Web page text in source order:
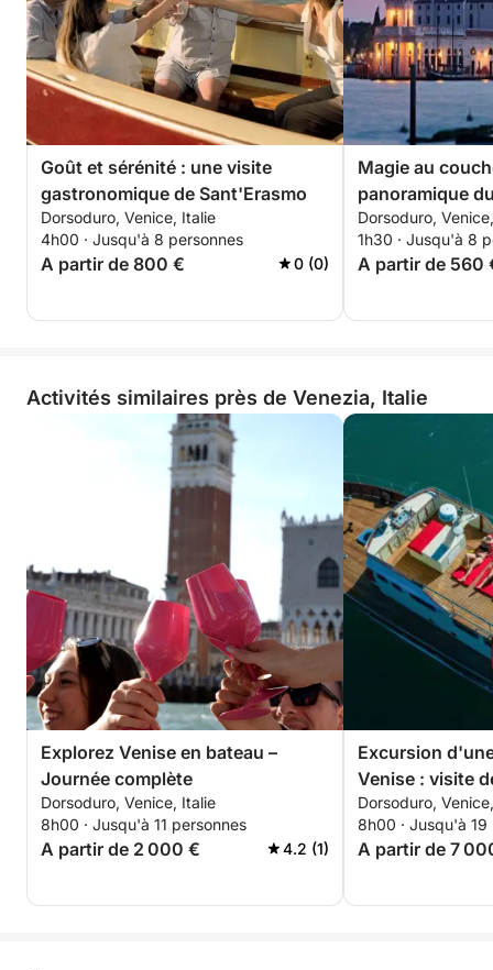
Goût et sérénité : une visite
gastronomique de Sant'Erasmo
Dorsoduro, Venice, Italie
4h00 · Jusqu'à 8 personnes
A partir de 800 € 0 (0)
Magie au
panoramique
Dorsoduro,
1h30 · Jusqu'à 8
A partir de 560
Activités similaires près de Venezia, Italie
Explorez Venise en bateau –
Journée complète
Dorsoduro, Venice, Italie
8h00 · Jusqu'à 11 personnes
A partir de 2 000 € 4.2 (1)
Excursion
Venise : visite
îles.
Dorsoduro,
8h00 · Jusqu'à 19
A partir de 7